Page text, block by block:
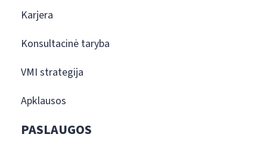
Karjera
Konsultacinė taryba
VMI strategija
Apklausos
PASLAUGOS